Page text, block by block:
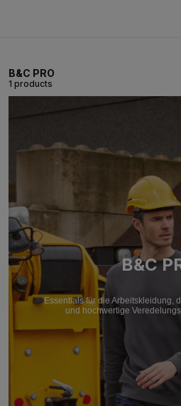
B&C PRO
1 products
B&C
Essentials für die Arbeitskleidung,
und hochwertige